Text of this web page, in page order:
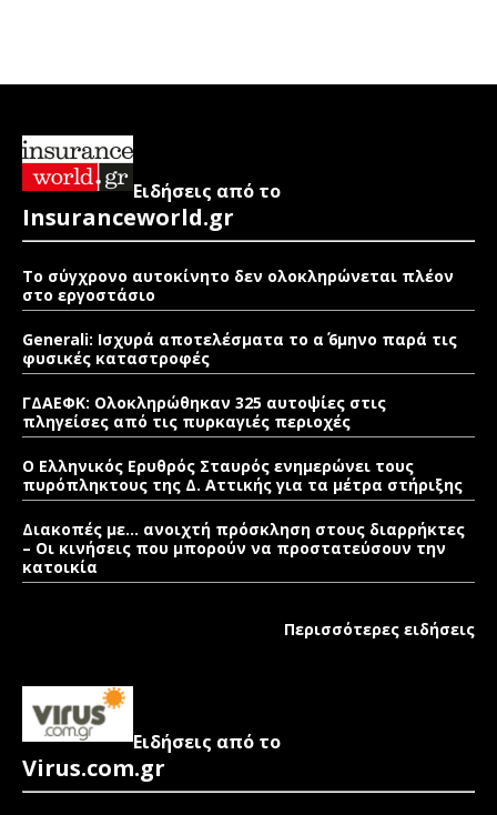
Ειδήσεις από το
Insuranceworld.gr
Το σύγχρονο αυτοκίνητο δεν ολοκληρώνεται πλέον
στο εργοστάσιο
Generali: Ισχυρά αποτελέσματα το α΄ 6μηνο παρά τις
φυσικές καταστροφές
ΓΔΑΕΦΚ: Ολοκληρώθηκαν 325 αυτοψίες στις
πληγείσες από τις πυρκαγιές περιοχές
Ο Ελληνικός Ερυθρός Σταυρός ενημερώνει τους
πυρόπληκτους της Δ. Αττικής για τα μέτρα στήριξης
Διακοπές με… ανοιχτή πρόσκληση στους διαρρήκτες
– Οι κινήσεις που μπορούν να προστατεύσουν την
κατοικία
Περισσότερες ειδήσεις
Ειδήσεις από το
Virus.com.gr